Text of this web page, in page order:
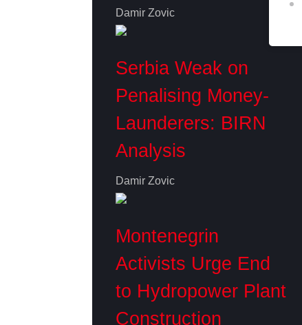
Damir Zovic
Serbia Weak on
Penalising Money-
Launderers: BIRN
Analysis
Damir Zovic
Montenegrin
Activists Urge End
to Hydropower Plant
Construction